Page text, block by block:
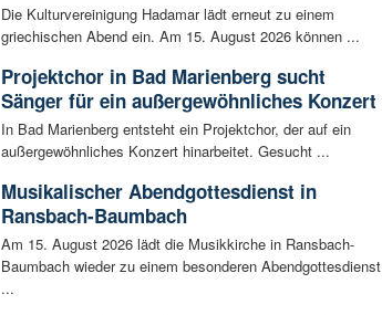
Die Kulturvereinigung Hadamar lädt erneut zu einem
griechischen Abend ein. Am 15. August 2026 können ...
Projektchor in Bad Marienberg sucht
Sänger für ein außergewöhnliches Konzert
In Bad Marienberg entsteht ein Projektchor, der auf ein
außergewöhnliches Konzert hinarbeitet. Gesucht ...
Musikalischer Abendgottesdienst in
Ransbach-Baumbach
Am 15. August 2026 lädt die Musikkirche in Ransbach-
Baumbach wieder zu einem besonderen Abendgottesdienst
...